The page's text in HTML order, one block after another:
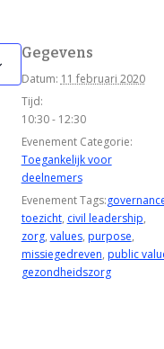
Gegevens
Datum: 11 februari 2020
Tijd:
10:30 - 12:30
Evenement Categorie:
Toegankelijk voor
deelnemers
Evenement Tags:
toezicht, civil leadership,
zorg, values, purpose,
missiegedreven, public
gezondheidszorg